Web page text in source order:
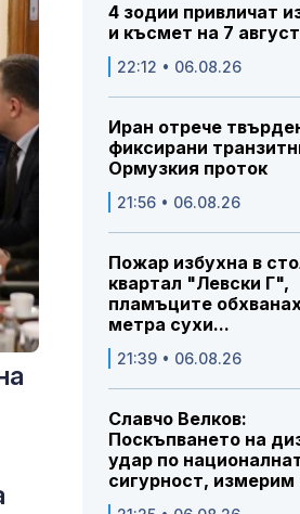
4 зодии привличат
и късмет на 7
22:12 • 06.08.26
Иран отрече
фиксирани
Ормузкия проток
21:56 • 06.08.26
Пожар избухна в
квартал "Левски Г",
пламъците
метра сухи...
21:39 • 06.08.26
Славчо Велков:
Поскъпването на
удар по
сигурност, измерим